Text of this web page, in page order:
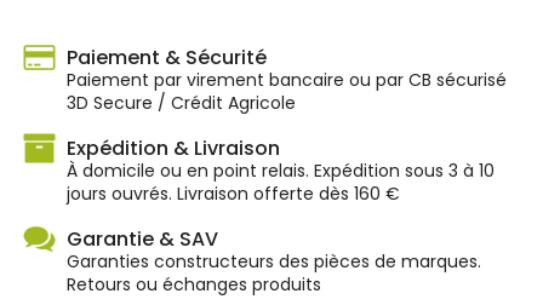
Paiement & Sécurité
Paiement par virement bancaire ou par CB sécurisé
3D Secure / Crédit Agricole
Expédition & Livraison
À domicile ou en point relais. Expédition sous 3 à 10
jours ouvrés. Livraison offerte dès 160 €
Garantie & SAV
Garanties constructeurs des pièces de marques.
Retours ou échanges produits